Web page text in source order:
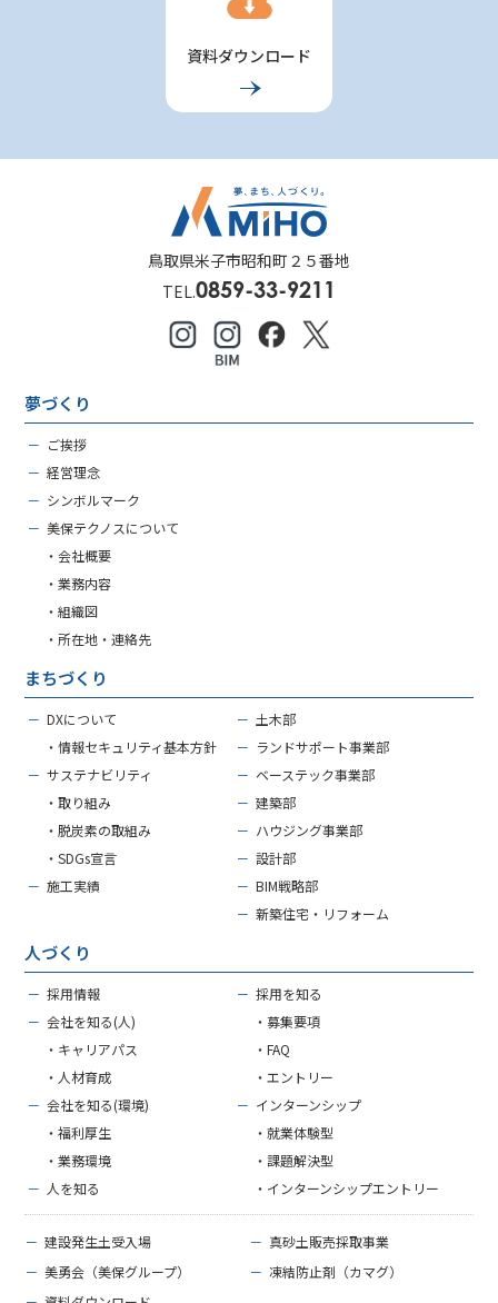
資料ダウンロード
鳥取県米子市昭和町２５番地
TEL.0859-33-9211
夢づくり
－ ご挨拶
－経営理念
－ シンボルマーク
－美保テクノスについて
・会社概要
・業務内容
・組織図
・所在地・連絡先
まちづくり
－DXについて － 土木部
・情報セキュリティ基本方針
－ ランドサポート事業部
－サステナビリティ － ベーステック事業部
・取り組み
－建築部
・脱炭素の取組み
－ ハウジング事業部
・SDGs宣言
－設計部
－施工実績 －BIM戦略部
－新築住宅・リフォーム
人づくり
－採用情報 －採用を知る
－会社を知る(人)
・募集要項
・キャリアパス
・FAQ
・人材育成
・エントリー
－会社を知る(環境) － インターンシップ
・福利厚生
・就業体験型
・業務環境
・課題解決型
－ 人を知る ・インターンシップエントリー
－建設発生土受入場 － 真砂土販売採取事業
－美勇会（美保グループ） － 凍結防止剤（カマグ）